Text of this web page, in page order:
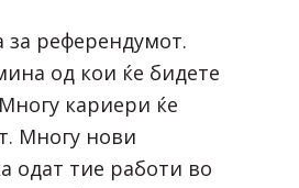
референдумот.
од кои ќе бидете
кариери ќе
Многу нови
одат тие работи во